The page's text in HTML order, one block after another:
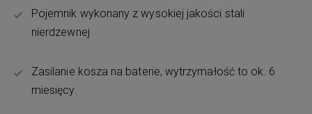
Pojemnik wykonany z wysokiej jakości stali
nierdzewnej
Zasilanie kosza na baterie, wytrzymałość to ok. 6
miesięcy.